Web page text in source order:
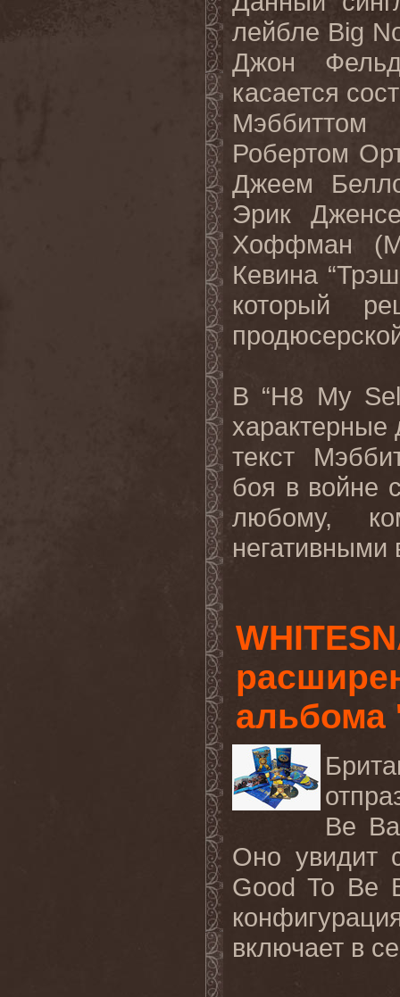
лейбле Big
Джон
касается
Робертом
Джеем
Эрик
Хоффман (
Кевина
который
В “H8 My
характерные
текст
боя в войне
любому,
альбома
Be
Оно увидит
Good To Be
включает в